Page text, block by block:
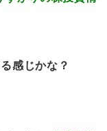
感じかな？